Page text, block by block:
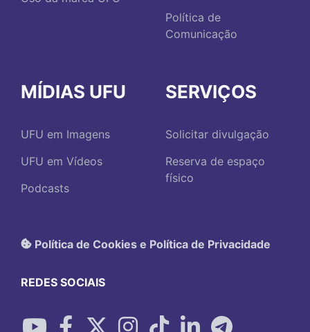
Política de
Comunicação
MÍDIAS UFU
UFU em Imagens
UFU em Vídeos
Podcasts
SERVIÇOS
Solicitar divulgação
Reserva de espaço
físico
Política de Cookies e Política de Privacidade
REDES SOCIAIS